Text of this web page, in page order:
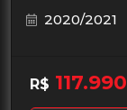
2020/2021
R$ 117.990